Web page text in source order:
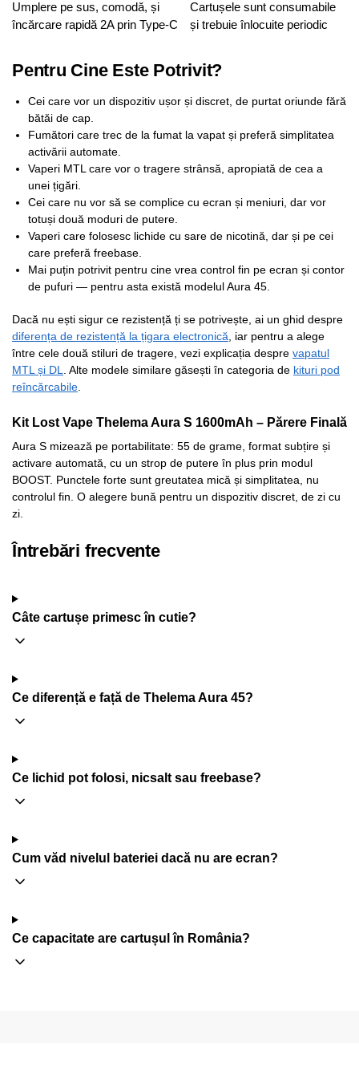
Umplere pe sus, comodă, și
încărcare rapidă 2A prin Type-C
Cartușele sunt consumabile
și trebuie înlocuite periodic
Pentru Cine Este Potrivit?
Cei care vor un dispozitiv ușor și discret, de purtat oriunde fără
bătăi de cap.
Fumători care trec de la fumat la vapat și preferă simplitatea
activării automate.
Vaperi MTL care vor o tragere strânsă, apropiată de cea a
unei țigări.
Cei care nu vor să se complice cu ecran și meniuri, dar vor
totuși două moduri de putere.
Vaperi care folosesc lichide cu sare de nicotină, dar și pe cei
care preferă freebase.
Mai puțin potrivit pentru cine vrea control fin pe ecran și contor
de pufuri — pentru asta există modelul Aura 45.
Dacă nu ești sigur ce rezistență ți se potrivește, ai un ghid despre
diferența de rezistență la țigara electronică , iar pentru a alege
între cele două stiluri de tragere, vezi explicația despre vapatul
MTL și DL
. Alte modele similare găsești în categoria de kituri pod
reîncărcabile
Kit Lost Vape Thelema Aura S 1600mAh – Părere Finală
Aura S mizează pe portabilitate: 55 de grame, format subțire și
activare automată, cu un strop de putere în plus prin modul
BOOST. Punctele forte sunt greutatea mică și simplitatea, nu
controlul fin. O alegere bună pentru un dispozitiv discret, de zi cu
zi.
Întrebări frecvente
Câte cartușe primesc în cutie?
Ce diferență e față de Thelema Aura 45?
Ce lichid pot folosi, nicsalt sau freebase?
Cum văd nivelul bateriei dacă nu are ecran?
Ce capacitate are cartușul în România?